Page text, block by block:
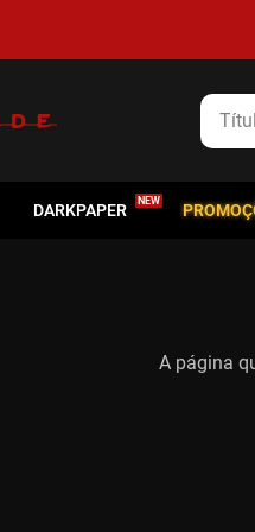
DARKPAPER
A página